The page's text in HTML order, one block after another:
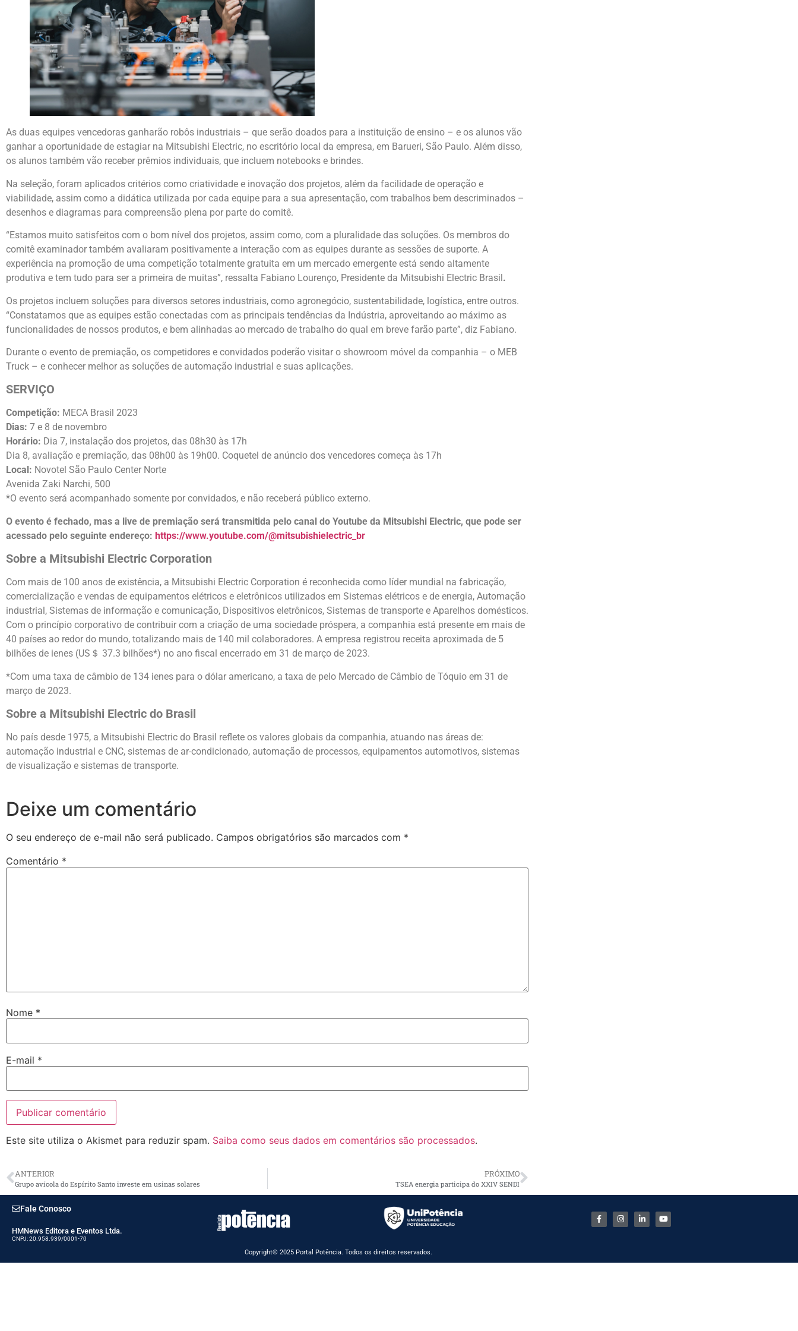
As duas equipes vencedoras ganharão robôs industriais – que serão doados para a instituição de ensino – e os alunos vão
ganhar a oportunidade de estagiar na Mitsubishi Electric, no escritório local da empresa, em Barueri, São Paulo. Além disso,
os alunos também vão receber prêmios individuais, que incluem notebooks e brindes.
Na seleção, foram aplicados critérios como criatividade e inovação dos projetos, além da facilidade de operação e
viabilidade, assim como a didática utilizada por cada equipe para a sua apresentação, com trabalhos bem descriminados –
desenhos e diagramas para compreensão plena por parte do comitê.
“Estamos muito satisfeitos com o bom nível dos projetos, assim como, com a pluralidade das soluções. Os membros do
comitê examinador também avaliaram positivamente a interação com as equipes durante as sessões de suporte. A
experiência na promoção de uma competição totalmente gratuita em um mercado emergente está sendo altamente
produtiva e tem tudo para ser a primeira de muitas”, ressalta Fabiano Lourenço, Presidente da Mitsubishi Electric Brasil .
Os projetos incluem soluções para diversos setores industriais, como agronegócio, sustentabilidade, logística, entre outros.
“Constatamos que as equipes estão conectadas com as principais tendências da Indústria, aproveitando ao máximo as
funcionalidades de nossos produtos, e bem alinhadas ao mercado de trabalho do qual em breve farão parte”, diz Fabiano.
Durante o evento de premiação, os competidores e convidados poderão visitar o showroom móvel da companhia – o MEB
Truck – e conhecer melhor as soluções de automação industrial e suas aplicações.
SERVIÇO
Competição: MECA Brasil 2023
Dias: 7 e 8 de novembro
Horário: Dia 7, instalação dos projetos, das 08h30 às 17h
Dia 8, avaliação e premiação, das 08h00 às 19h00. Coquetel de anúncio dos vencedores começa às 17h
Local: Novotel São Paulo Center Norte
Avenida Zaki Narchi, 500
*O evento será acompanhado somente por convidados, e não receberá público externo.
O evento é fechado, mas a live de premiação será transmitida pelo canal do Youtube da Mitsubishi Electric, que pode ser
acessado pelo seguinte endereço: https://www.youtube.com/@mitsubishielectric_br
Sobre a Mitsubishi Electric Corporation
Com mais de 100 anos de existência, a Mitsubishi Electric Corporation é reconhecida como líder mundial na fabricação,
comercialização e vendas de equipamentos elétricos e eletrônicos utilizados em Sistemas elétricos e de energia, Automação
industrial, Sistemas de informação e comunicação, Dispositivos eletrônicos, Sistemas de transporte e Aparelhos domésticos.
Com o princípio corporativo de contribuir com a criação de uma sociedade próspera, a companhia está presente em mais de
40 países ao redor do mundo, totalizando mais de 140 mil colaboradores. A empresa registrou receita aproximada de 5
bilhões de ienes (US＄ 37.3 bilhões*) no ano fiscal encerrado em 31 de março de 2023.
*Com uma taxa de câmbio de 134 ienes para o dólar americano, a taxa de pelo Mercado de Câmbio de Tóquio em 31 de
março de 2023.
Sobre a Mitsubishi Electric do Brasil
No país desde 1975, a Mitsubishi Electric do Brasil reflete os valores globais da companhia, atuando nas áreas de:
automação industrial e CNC, sistemas de ar-condicionado, automação de processos, equipamentos automotivos, sistemas
de visualização e sistemas de transporte.
Deixe um comentário
O seu endereço de e-mail não será publicado. Campos obrigatórios são marcados com *
Comentário *
Nome *
E-mail *
Este site utiliza o Akismet para reduzir spam. Saiba como seus dados em comentários são processados.
ANTERIOR
Grupo avícola do Espírito Santo investe em usinas solares
PRÓXIMO
TSEA energia participa do XXIV SENDI
Fale Conosco
HMNews Editora e Eventos Ltda.
CNPJ: 20.958.939/0001-70
Copyright© 2025 Portal Potência. Todos os direitos reservados.